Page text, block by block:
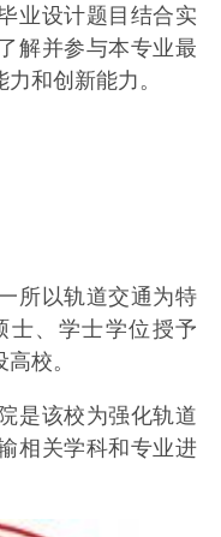
业设计题目结合实
解并参与本专业最
和创新能力。
所以轨道交通为特
士、学士学位授予
校。
是该校为强化轨道
相关学科和专业进